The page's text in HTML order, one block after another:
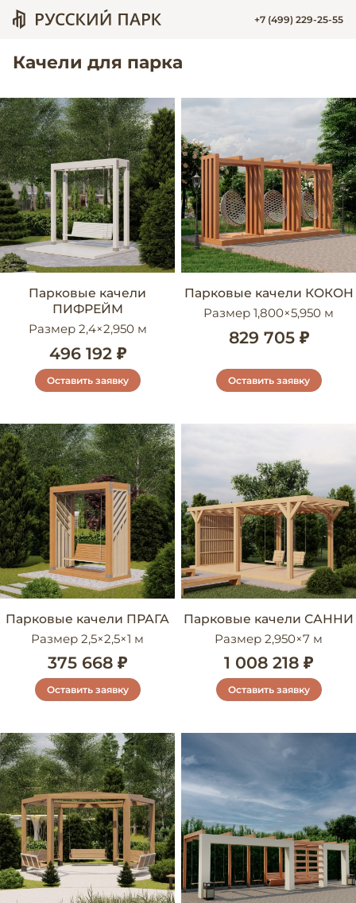
+7 (499) 229-25-55
Качели для парка
Парковые качели
ПИФРЕЙМ
Размер 2,4×2,950 м
496 192 ₽
Оставить заявку
Парковые качели КОКОН
Размер 1,800×5,950 м
829 705 ₽
Оставить заявку
Парковые качели ПРАГА
Размер 2,5×2,5×1 м
375 668 ₽
Оставить заявку
Парковые качели САННИ
Размер 2,950×7 м
1 008 218 ₽
Оставить заявку